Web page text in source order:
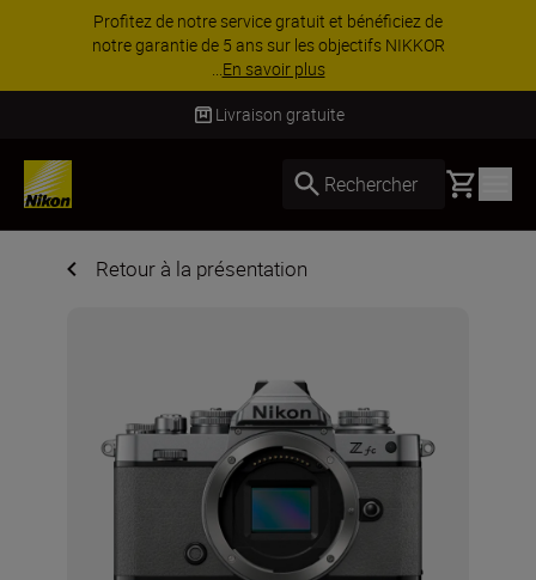
PROMOTION ACCESSOIRES | Équipez-vous
davantage et économisez 15 % sur une sélection
d’accessoires.
Livraison gratuite
Rechercher Basket
Retour à la présentation